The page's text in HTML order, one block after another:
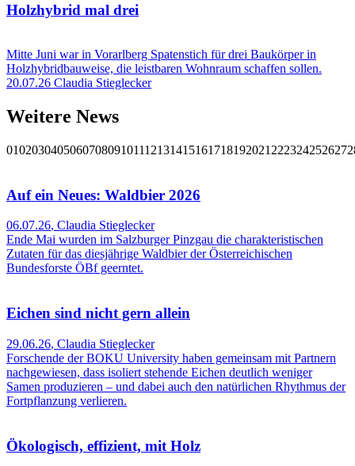
Holzhybrid mal drei
Mitte Juni war in Vorarlberg Spatenstich für drei Baukörper in
Holzhybridbauweise, die leistbaren Wohnraum schaffen sollen.
20.07.26 Claudia Stieglecker
Weitere News
010203040506070809101112131415161718192021 222324252627
Auf ein Neues: Waldbier 2026
06.07.26, Claudia Stieglecker
Ende Mai wurden im Salzburger Pinzgau die charakteristischen
Zutaten für das diesjährige Waldbier der Österreichischen
Bundesforste ÖBf geerntet.
Eichen sind nicht gern allein
29.06.26, Claudia Stieglecker
Forschende der BOKU University haben gemeinsam mit Partnern
nachgewiesen, dass isoliert stehende Eichen deutlich weniger
Samen produzieren – und dabei auch den natürlichen Rhythmus der
Fortpflanzung verlieren.
Ökologisch, effizient, mit Holz